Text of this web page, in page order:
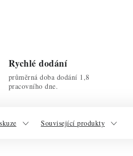
Rychlé dodání
průměrná doba dodání 1,8
pracovního dne.
Související produkty